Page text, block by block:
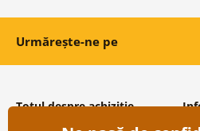
Urmărește-ne pe
Totul despre achiziție